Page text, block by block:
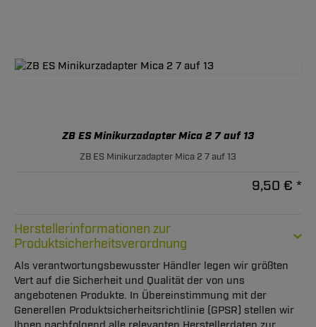
ZB ES Minikurzadapter Mica 2 7 auf 13
ZB ES Minikurzadapter Mica 2 7 auf 13
9,50 € *
Herstellerinformationen zur
Produktsicherheitsverordnung
Als verantwortungsbewusster Händler legen wir größten
Vert auf die Sicherheit und Qualität der von uns
angebotenen Produkte. In Übereinstimmung mit der
Generellen Produktsicherheitsrichtlinie (GPSR) stellen wir